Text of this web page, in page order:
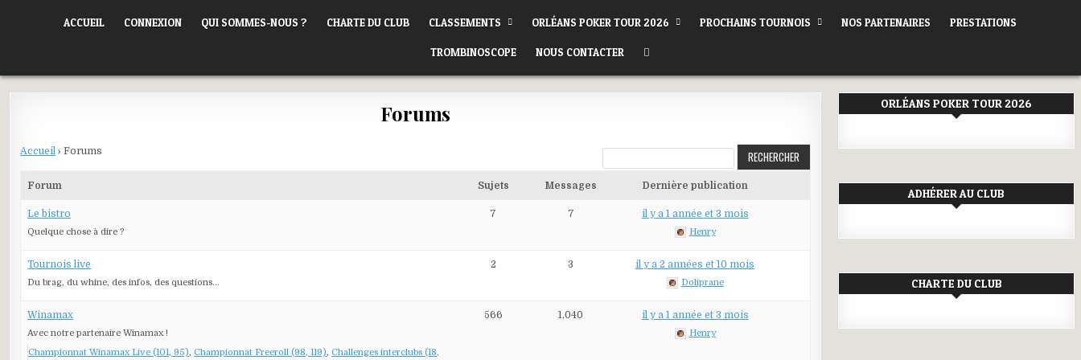
ORLÉANS POKER CLUB
ACCUEIL CONNEXION QUI SOMMES-NOUS ? CHARTE DU CLUB CLASSEMENTS ORLÉANS POKER TOUR 2026 PROCHAINS TOURNOIS NOS PARTENAIRES PRESTATIONS
TROMBINOSCOPE NOUS CONTACTER
Forums
Accueil › Forums
Forum Sujets Messages Dernière publication
Le bistro
Quelque chose à dire ?
7 7 il y a 1 année et 3 mois
Henry
Tournois live
Du brag, du whine, des infos, des questions...
2 3 il y a 2 années et 10 mois
Doliprane
Winamax
Avec notre partenaire Winamax !
Championnat Winamax Live (101, 95) Championnat Freeroll (98, 119) Challenges interclubs (18,
566 1,040 il y a 1 année et 3 mois
Henry
ORLÉANS POKER TOUR 2026
ADHÉRER AU CLUB
CHARTE DU CLUB